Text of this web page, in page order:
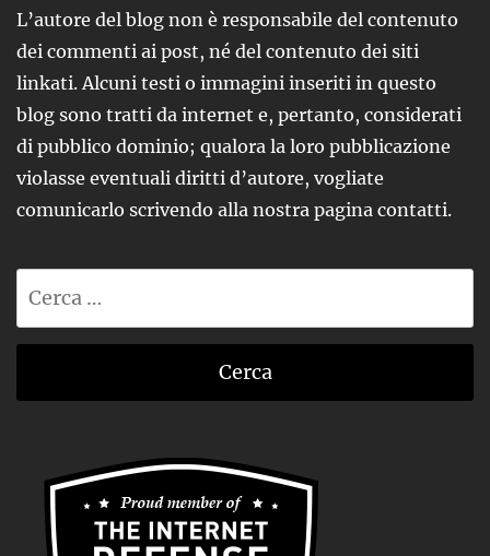
L’autore del blog non è responsabile del contenuto
dei commenti ai post, né del contenuto dei siti
linkati. Alcuni testi o immagini inseriti in questo
blog sono tratti da internet e, pertanto, considerati
di pubblico dominio; qualora la loro pubblicazione
violasse eventuali diritti d’autore, vogliate
comunicarlo scrivendo alla nostra pagina contatti.